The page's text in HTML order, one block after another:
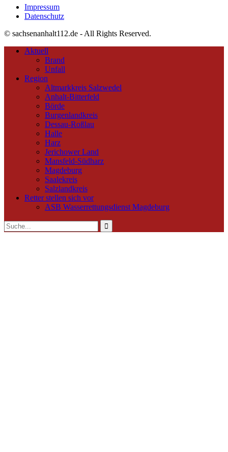
Impressum
Datenschutz
© sachsenanhalt112.de - All Rights Reserved.
Aktuell
Brand
Unfall
Region
Altmarkkreis Salzwedel
Anhalt-Bitterfeld
Börde
Burgenlandkreis
Dessau-Roßlau
Halle
Harz
Jerichower Land
Mansfeld-Südharz
Magdeburg
Saalekreis
Salzlandkreis
Retter stellen sich vor
ASB Wasserrettungsdienst Magdeburg